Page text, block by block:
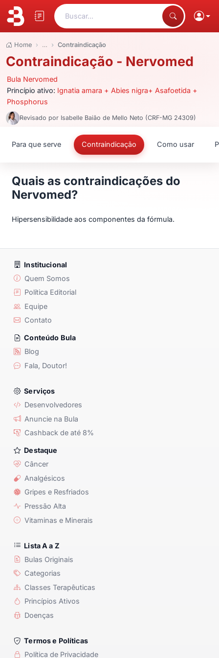
Buscar...
Home … Contraindicação
Contraindicação - Nervomed
Bula Nervomed
Princípio ativo: Ignatia amara + Abies nigra+ Asafoetida +
Phosphorus
Revisado por Isabelle Baião de Mello Neto (CRF-MG 24309)
Para que serve Contraindicação Como usar
Quais as contraindicações do
Nervomed?
Hipersensibilidade aos componentes da fórmula.
Institucional
Quem Somos
Política Editorial
Equipe
Contato
Conteúdo Bula
Blog
Fala, Doutor!
Serviços
Desenvolvedores
Anuncie na Bula
Cashback de até 8%
Destaque
Câncer
Analgésicos
Gripes e Resfriados
Pressão Alta
Vitaminas e Minerais
Lista A a Z
Bulas Originais
Categorias
Classes Terapêuticas
Princípios Ativos
Doenças
Termos e Políticas
Política de Privacidade